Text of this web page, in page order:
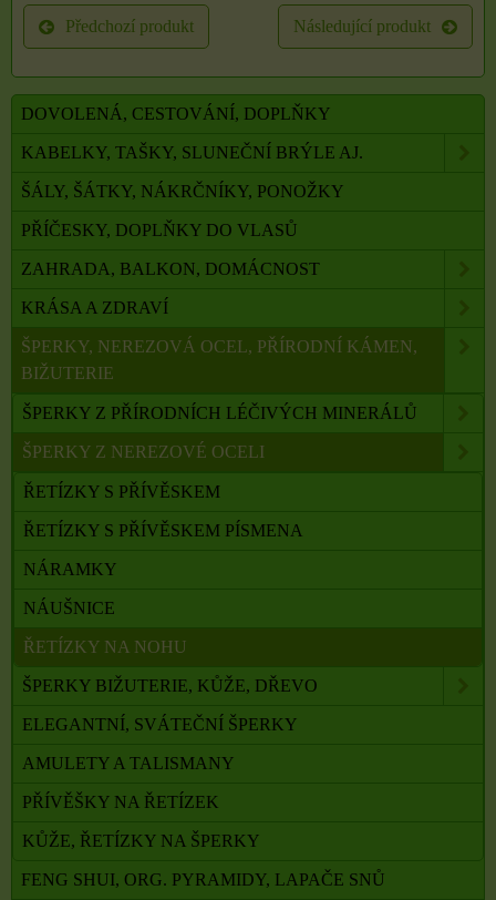
Předchozí produkt Následující produkt
DOVOLENÁ, CESTOVÁNÍ, DOPLŇKY
KABELKY, TAŠKY, SLUNEČNÍ BRÝLE AJ.
ŠÁLY, ŠÁTKY, NÁKRČNÍKY, PONOŽKY
PŘÍČESKY, DOPLŇKY DO VLASŮ
ZAHRADA, BALKON, DOMÁCNOST
KRÁSA A ZDRAVÍ
ŠPERKY, NEREZOVÁ OCEL, PŘÍRODNÍ KÁMEN,
BIŽUTERIE
ŠPERKY Z PŘÍRODNÍCH LÉČIVÝCH MINERÁLŮ
ŠPERKY Z NEREZOVÉ OCELI
ŘETÍZKY S PŘÍVĚSKEM
ŘETÍZKY S PŘÍVĚSKEM PÍSMENA
NÁRAMKY
NÁUŠNICE
ŘETÍZKY NA NOHU
ŠPERKY BIŽUTERIE, KŮŽE, DŘEVO
ELEGANTNÍ, SVÁTEČNÍ ŠPERKY
AMULETY A TALISMANY
PŘÍVĚŠKY NA ŘETÍZEK
KŮŽE, ŘETÍZKY NA ŠPERKY
FENG SHUI, ORG. PYRAMIDY, LAPAČE SNŮ